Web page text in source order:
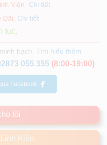
Viên. Chi tiết
Đãi. Chi tiết
tục.
bạch. Tìm hiểu thêm
055 355 (8:00-19:00)
Facebook
tôi
Kiện